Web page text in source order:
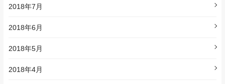
2018年7月
2018年6月
2018年5月
2018年4月